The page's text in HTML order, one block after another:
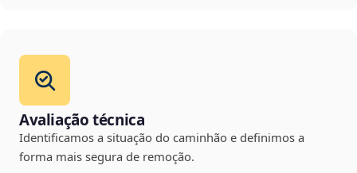
Avaliação técnica
Identificamos a situação do caminhão e definimos a
forma mais segura de remoção.